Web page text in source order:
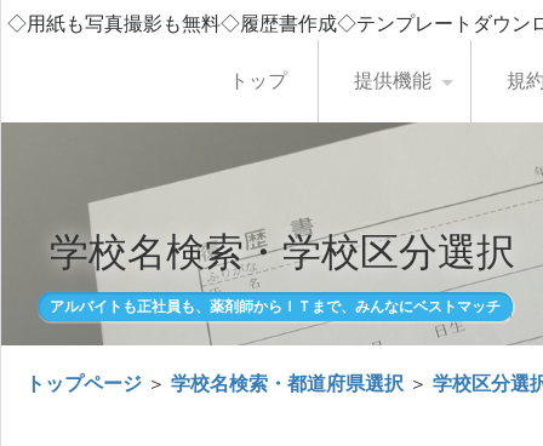
◇用紙も写真撮影も無料◇履歴書作成◇テンプレートダウ
トップ 提供機能 規
学校名検索・学校区分選択
アルバイトも正社員も、薬剤師からＩＴまで、みんなにベストマッチ
トップページ ＞ 学校名検索・都道府県選択 ＞ 学校区分選